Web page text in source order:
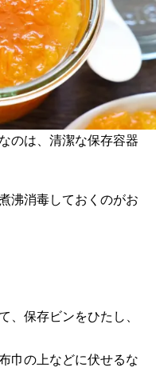
のは、清潔な保存容器
沸消毒しておくのがお
、保存ビンをひたし、
巾の上などに伏せるな